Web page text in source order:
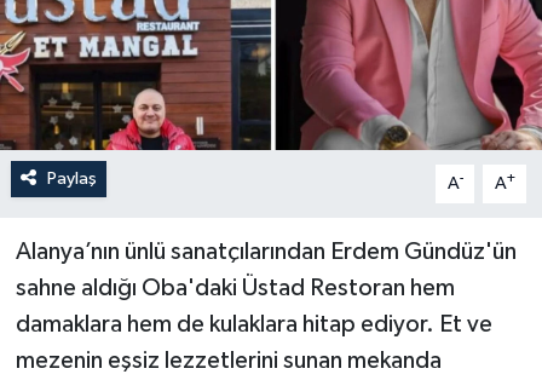
Paylaş A- A+
Alanya’nın ünlü sanatçılarından Erdem Gündüz'ün
sahne aldığı Oba'daki Üstad Restoran hem
damaklara hem de kulaklara hitap ediyor. Et ve
mezenin eşsiz lezzetlerini sunan mekanda